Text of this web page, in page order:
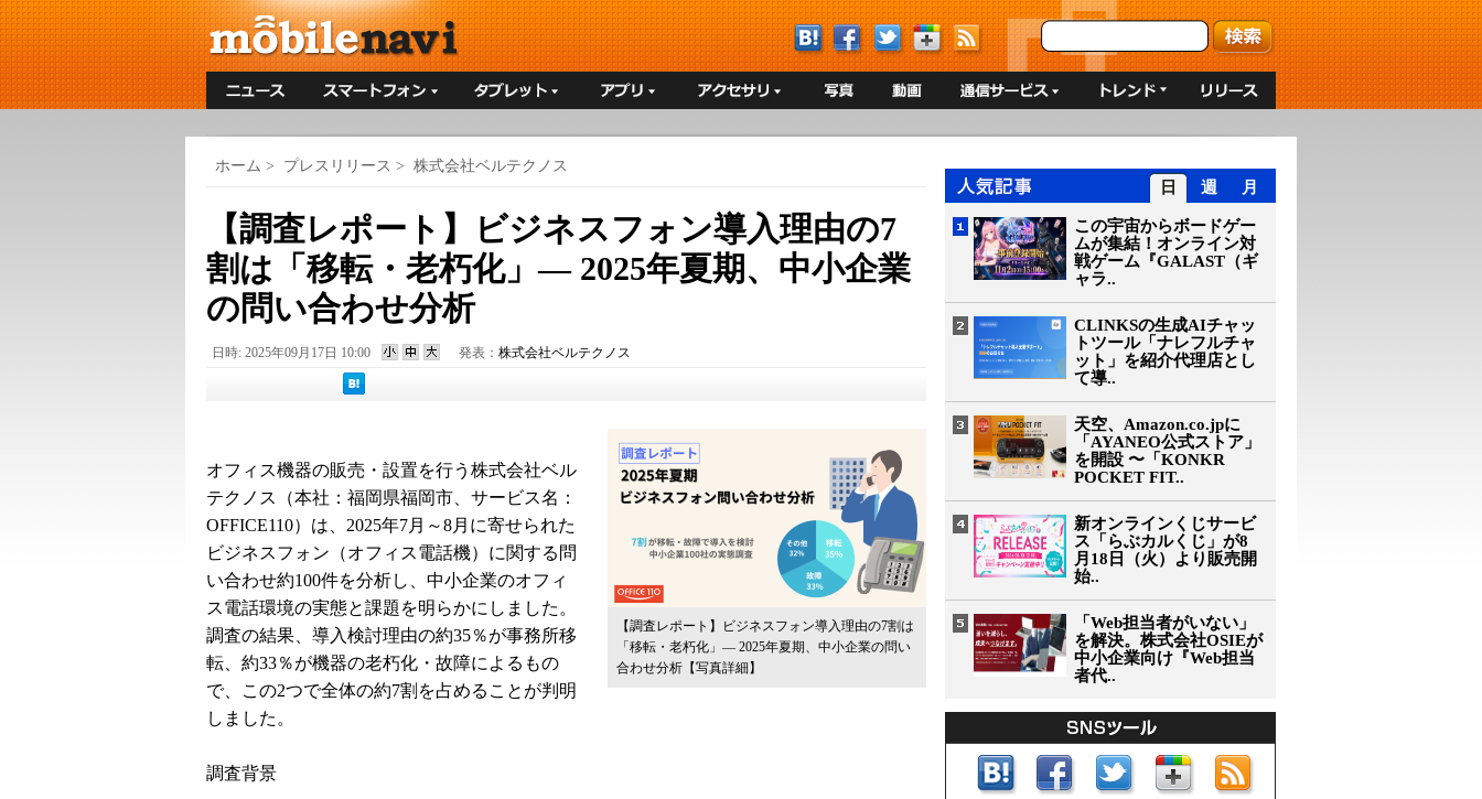
ホーム > プレスリリース > 株式会社ベルテクノス
【調査レポート】ビジネスフォン導入理由の7
割は「移転・老朽化」― 2025年夏期、中小企業
の問い合わせ分析
日時: 2025年09月17日 10:00 発表： 株式会社ベルテクノス
【調査レポート】ビジネスフォン導入理由の7割は
「移転・老朽化」― 2025年夏期、中小企業の問い
合わせ分析 【写真詳細】
オフィス機器の販売・設置を行う株式会社ベル
テクノス（本社：福岡県福岡市、サービス名：
OFFICE110）は、2025年7月～8月に寄せられた
ビジネスフォン（オフィス電話機）に関する問
い合わせ約100件を分析し、中小企業のオフィ
ス電話環境の実態と課題を明らかにしました。
調査の結果、導入検討理由の約35％が事務所移
転、約33％が機器の老朽化・故障によるもの
で、この2つで全体の約7割を占めることが判明
しました。
調査背景
日 週 月
この宇宙からボードゲー
ムが集結！オンライン対
戦ゲーム『GALAST（ギ
ャラ..
CLINKSの生成AIチャッ
トツール「ナレフルチャ
ット」を紹介代理店とし
て導..
天空、Amazon.co.jpに
「AYANEO公式ストア」
を開設 〜「KONKR
POCKET FIT..
新オンラインくじサービ
ス「らぶカルくじ」が8
月18日（火）より販売開
始..
「Web担当者がいない」
を解決。株式会社OSIEが
中小企業向け『Web担当
者代..